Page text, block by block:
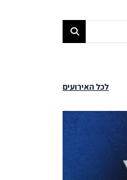
לכל האירועים